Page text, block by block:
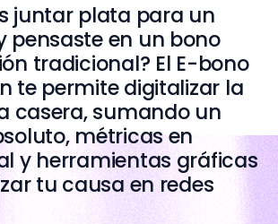
juntar plata para un
pensaste en un bono
tradicional? El E-bono
te permite digitalizar la
casera, sumando un
métricas en
y herramientas gráficas
tu causa en redes